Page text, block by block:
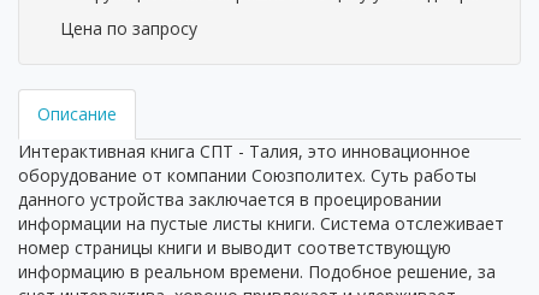
Цена по запросу
Описание
Интерактивная книга СПТ - Талия, это инновационное
оборудование от компании Союзполитех. Суть работы
данного устройства заключается в проецировании
информации на пустые листы книги. Система отслеживает
номер страницы книги и выводит соответствующую
информацию в реальном времени. Подобное решение, за